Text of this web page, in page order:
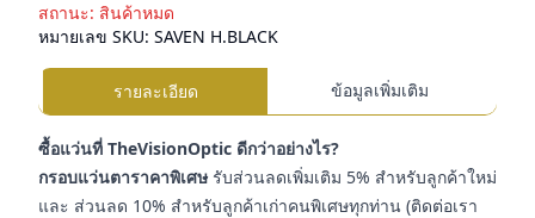
สถานะ: สินค้าหมด
หมายเลข SKU: SAVEN H.BLACK
รายละเอียด ข้อมูลเพิ่มเติม
ซื้อแว่นที่ TheVisionOptic ดีกว่าอย่างไร?
กรอบแว่นตาราคาพิเศษ รับส่วนลดเพิ่มเติม 5% สำหรับลูกค้าใหม่
และ ส่วนลด 10% สำหรับลูกค้าเก่าคนพิเศษทุกท่าน (ติดต่อเรา